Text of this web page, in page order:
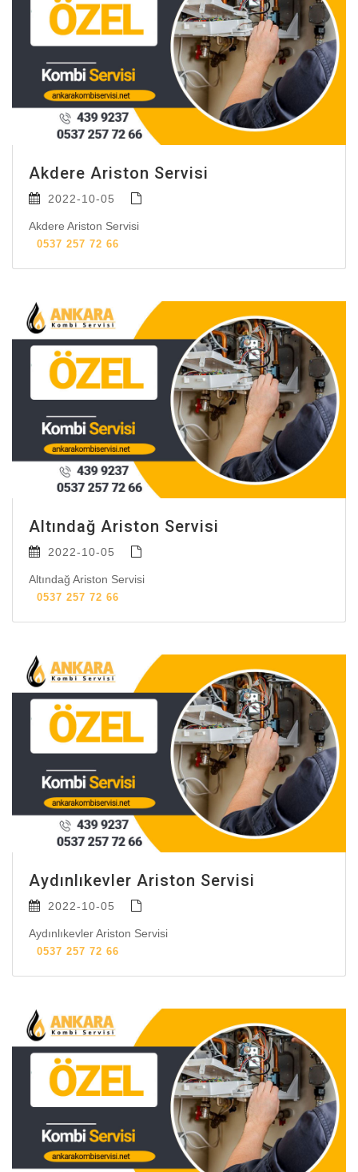
Akdere Ariston Servisi
2022-10-05
Akdere Ariston Servisi
0537 257 72 66
Altındağ Ariston Servisi
2022-10-05
Altındağ Ariston Servisi
0537 257 72 66
Aydınlıkevler Ariston Servisi
2022-10-05
Aydınlıkevler Ariston Servisi
0537 257 72 66